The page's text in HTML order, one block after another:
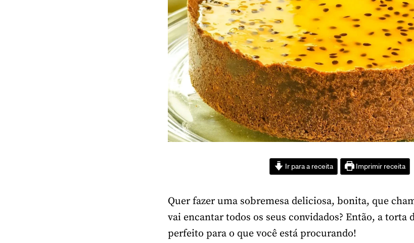
Ir para a receita Imprimir receita
Quer fazer uma sobremesa deliciosa, bonita, que
vai encantar todos os seus convidados? Então, a torta
perfeito para o que você está procurando!